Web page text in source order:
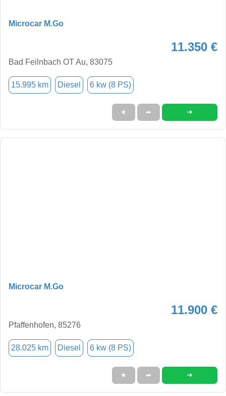
Microcar M.Go
11.350 €
Bad Feilnbach OT Au, 83075
15.995 km Diesel 6 kw (8 PS)
★ ➦ ➜
Microcar M.Go
11.900 €
Pfaffenhofen, 85276
28.025 km Diesel 6 kw (8 PS)
★ ➦ ➜